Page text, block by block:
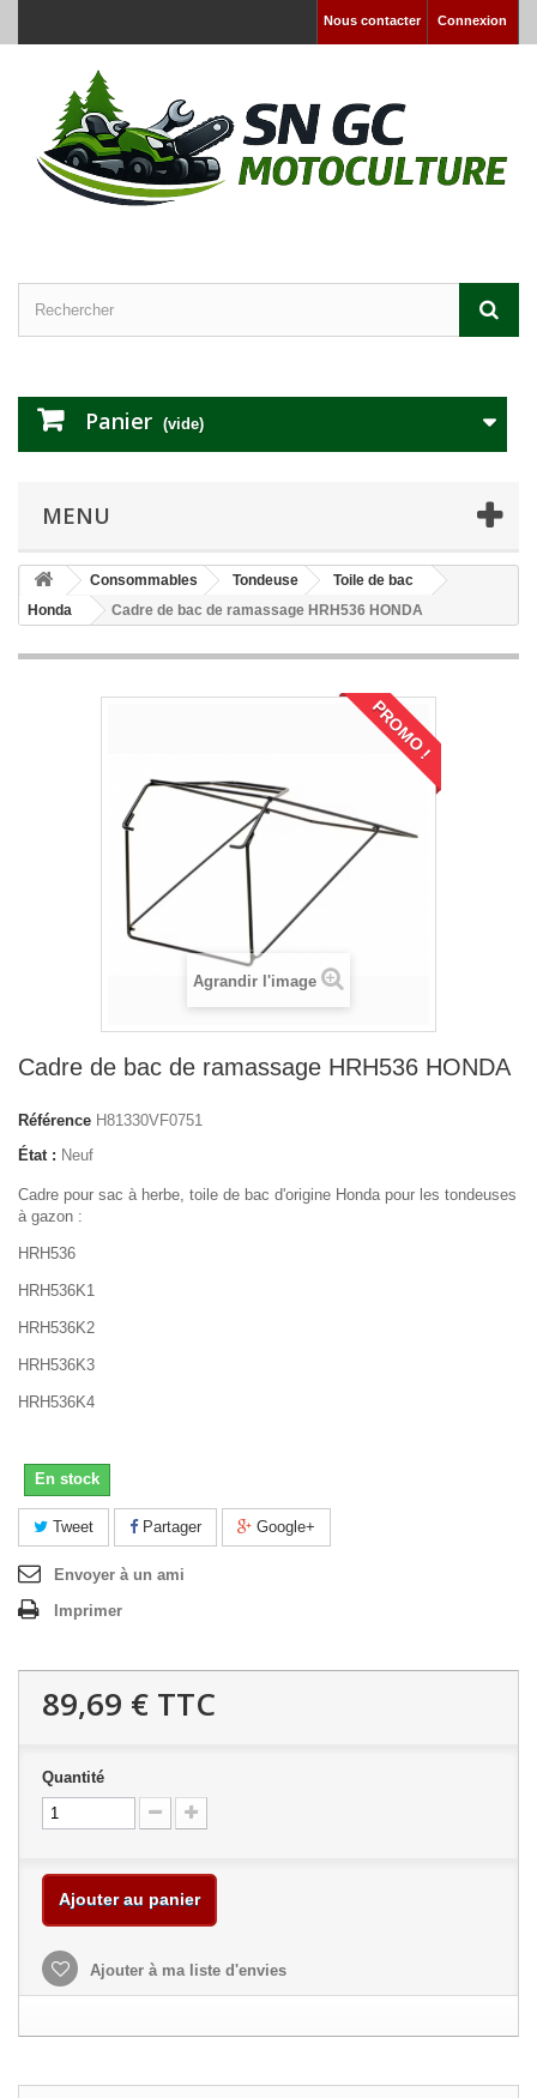
Connexion
Nous contacter
Panier (vide)
MENU
Consommables Tondeuse
Toile de bac
Honda
Cadre de bac de ramassage HRH536 HONDA
PROMO !
Agrandir l'image
Cadre de bac de ramassage HRH536 HONDA
Référence H81330VF0751
État : Neuf
Cadre pour sac à herbe, toile de bac d'origine Honda pour les tondeuses
à gazon :
HRH536
HRH536K1
HRH536K2
HRH536K3
HRH536K4
En stock
Tweet Partager Google+
Envoyer à un ami
Imprimer
89,69 € TTC
Quantité
Ajouter au panier
Ajouter à ma liste d'envies